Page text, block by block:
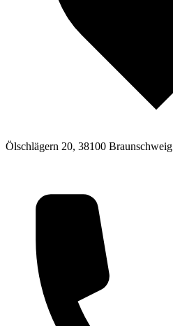
Ölschlägern 20, 38100 Braunschweig